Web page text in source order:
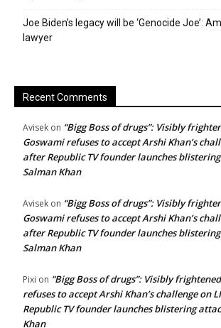
Joe Biden’s legacy will be ‘Genocide Joe’:
lawyer
Recent Comments
Avisek on “Bigg Boss of drugs”: Visibly
Goswami refuses to accept Arshi Khan’s
after Republic TV founder launches
Salman Khan
Avisek on “Bigg Boss of drugs”: Visibly
Goswami refuses to accept Arshi Khan’s
after Republic TV founder launches
Salman Khan
Pixi on “Bigg Boss of drugs”: Visibly
refuses to accept Arshi Khan’s challenge on
Republic TV founder launches blistering
Khan